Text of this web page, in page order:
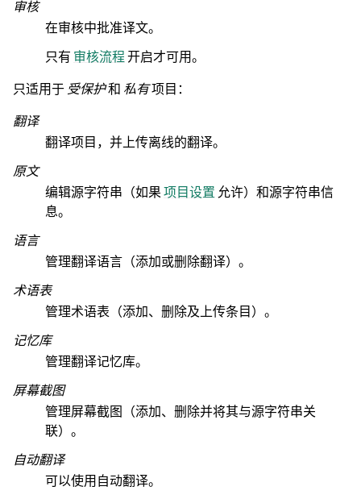
审核
在审核中批准译文。
只有 审核流程开启才可用。
只适用于 受保护和 私有项目：
翻译
翻译项目，并上传离线的翻译。
原文
编辑源字符串（如果项目设置 允许）和源字符串信
息。
语言
管理翻译语言（添加或删除翻译）。
术语表
管理术语表（添加、删除及上传条目）。
记忆库
管理翻译记忆库。
屏幕截图
管理屏幕截图（添加、删除并将其与源字符串关
联）。
自动翻译
可以使用自动翻译。